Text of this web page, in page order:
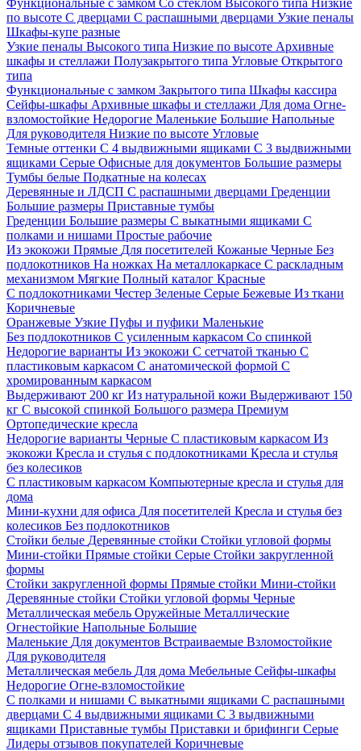
Функциональные с замком Со стеклом Высокого типа Низкие
по высоте С дверцами С распашными дверцами Узкие пеналы
Шкафы-купе разные
Узкие пеналы Высокого типа Низкие по высоте Архивные
шкафы и стеллажи Полузакрытого типа Угловые Открытого
типа
Функциональные с замком Закрытого типа Шкафы кассира
Сейфы-шкафы Архивные шкафы и стеллажи Для дома Огне-
взломостойкие Недорогие Маленькие Большие Напольные
Для руководителя Низкие по высоте Угловые
Темные оттенки С 4 выдвижными ящиками С 3 выдвижными
ящиками Серые Офисные для документов Большие размеры
Тумбы белые Подкатные на колесах
Деревянные и ЛДСП С распашными дверцами Греденции
Большие размеры Приставные тумбы
Греденции Большие размеры С выкатными ящиками С
полками и нишами Простые рабочие
Из экокожи Прямые Для посетителей Кожаные Черные Без
подлокотников На ножках На металлокаркасе С раскладным
механизмом Мягкие Полный каталог Красные
С подлокотниками Честер Зеленые Серые Бежевые Из ткани
Коричневые
Оранжевые Узкие Пуфы и пуфики Маленькие
Без подлокотников С усиленным каркасом Со спинкой
Недорогие варианты Из экокожи С сетчатой тканью С
пластиковым каркасом С анатомической формой С
хромированным каркасом
Выдерживают 200 кг Из натуральной кожи Выдерживают 150
кг С высокой спинкой Большого размера Премиум
Ортопедические кресла
Недорогие варианты Черные С пластиковым каркасом Из
экокожи Кресла и стулья с подлокотниками Кресла и стулья
без колесиков
С пластиковым каркасом Компьютерные кресла и стулья для
дома
Мини-кухни для офиса Для посетителей Кресла и стулья без
колесиков Без подлокотников
Стойки белые Деревянные стойки Стойки угловой формы
Мини-стойки Прямые стойки Серые Стойки закругленной
формы
Стойки закругленной формы Прямые стойки Мини-стойки
Деревянные стойки Стойки угловой формы Черные
Металлическая мебель Оружейные Металлические
Огнестойкие Напольные Большие
Маленькие Для документов Встраиваемые Взломостойкие
Для руководителя
Металлическая мебель Для дома Мебельные Сейфы-шкафы
Недорогие Огне-взломостойкие
С полками и нишами С выкатными ящиками С распашными
дверцами С 4 выдвижными ящиками С 3 выдвижными
ящиками Приставные тумбы Приставки и брифинги Серые
Лидеры отзывов покупателей Коричневые